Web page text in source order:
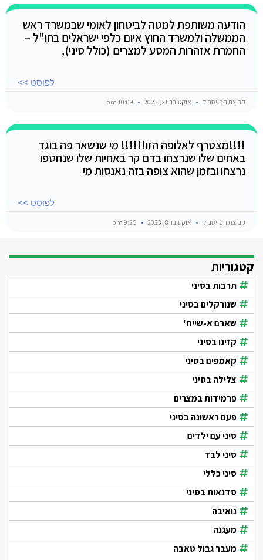
הודעה משותפת למטה לביטחון לאומי שבמשרד ראש
הממשלה ולמשרד החוץ איום כלפי ישראלים בחו"ל –
החמרת אזהרות המסע למצרים (כולל סיני),
לפוסט >>
קבוצת הפייסבוק אוקטובר 21, 2023
!!!!מצטרף לאלופה הזו!!!!!! מי שנשאר פה בוגד
באחים שלו שנרצחו בדם קר באחיות שלו שנחטפו
נרצחו ובזמן שהוא צופה בזה נאנסות מי
לפוסט >>
קבוצת הפייסבוק אוקטובר 8, 2023
קטגוריות
תרבות בסיני
שנורקלים בסיני
שארם א-שייח'
קזינו בסיני
קאמפים בסיני
צלילה בסיני
פרמידות במצרים
פעם ראשונה בסיני
סיני עם ילדים
סיני לבד
סיני כללי
סדנאות בסיני
נואיבה
מעגנה
מעבר גבול טאבה